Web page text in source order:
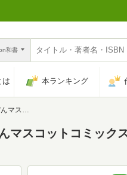
和書
は 本ランキング
ックス)
マスコットコミック